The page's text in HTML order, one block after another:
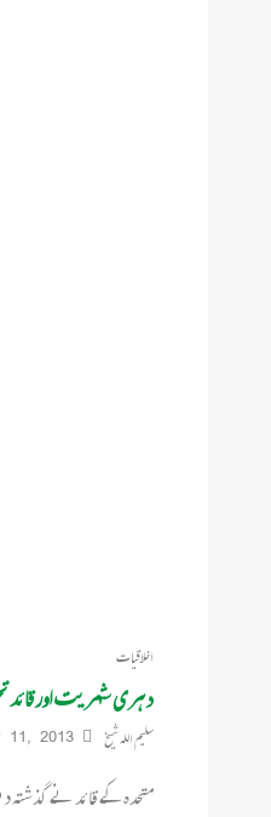
اخلاقیات
دہری شہریت اور قائد
سلیم اللہ شیخ 11, 2013
متحدہ کے قائد نے گذشتہ